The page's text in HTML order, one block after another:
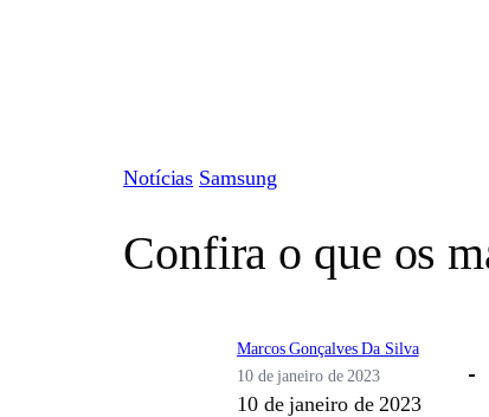
Notícias Samsung
Confira o que os
Marcos Gonçalves Da Silva
10 de janeiro de 2023
10 de janeiro de 2023